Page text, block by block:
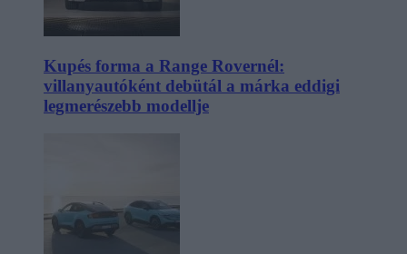
Kupés forma a Range Rovernél:
villanyautóként debütál a márka eddigi
legmerészebb modellje